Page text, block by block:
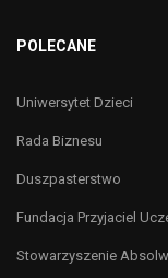
POLECANE
Uniwersytet Dzieci
Rada Biznesu
Duszpasterstwo
Fundacja Przyjaciel
Stowarzyszenie